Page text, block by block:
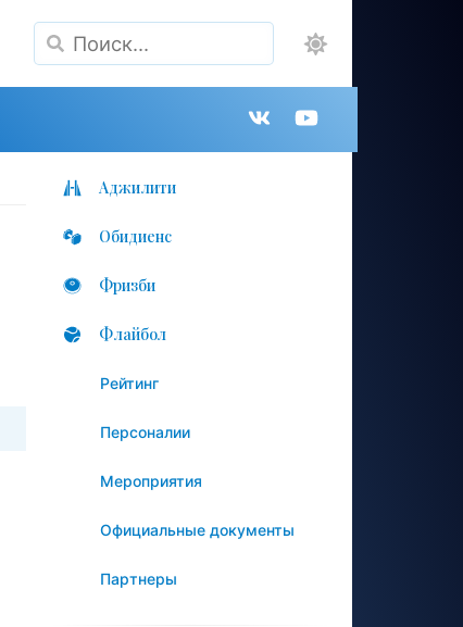
Поиск
Группа
Аджилити
Обидиенс
Фризби
Флайбол
Рейтинг
Персоналии
Мероприятия
Официальные документы
Партнеры